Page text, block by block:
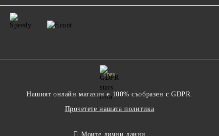
GDPR
Нашият онлайн магазин е 100% съобразен с GDPR.
Прочетете нашата политика
Моите лични данни